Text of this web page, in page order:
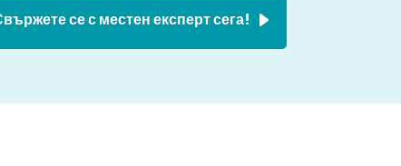
се с местен експерт сега!